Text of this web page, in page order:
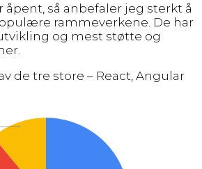
åpent, så anbefaler jeg sterkt å
rammeverkene. De har
og mest støtte og
de tre store – React, Angular